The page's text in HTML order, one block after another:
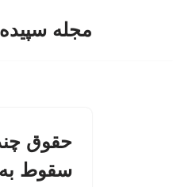
مجله
حقوق
سقوط